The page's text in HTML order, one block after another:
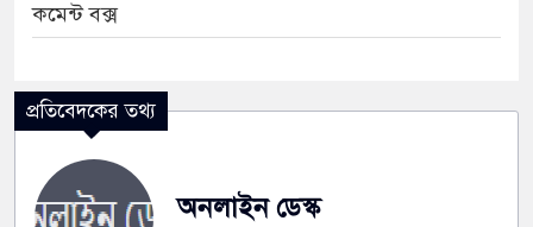
কমেন্ট বক্স
প্রতিবেদকের তথ্য
অনলাইন ডেস্ক